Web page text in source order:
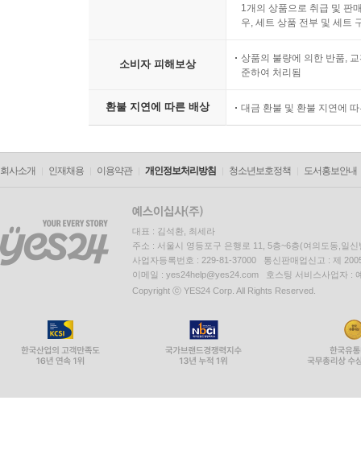
1개의 상품으로 취급 및 판
우, 세트 상품 전부 및 세트
소비자 피해보상
상품의 불량에 의한 반품,
준하여 처리됨
환불 지연에 따른 배상 대금 환불 및 환불 지연에
회사소개 인재채용 이용약관 개인정보처리방침 청소년보호정책 도서홍보안내
대표 : 김석환, 최세라
주소 : 서울시 영등포구 은행로 11, 5층~6층(여의도동,일신
사업자등록번호 : 229-81-37000 통신판매업신고 : 제
이메일 : yes24help@yes24.com 호스팅 서비스사업자 :
Copyright ⓒ YES24 Corp. All Rights Reserved.